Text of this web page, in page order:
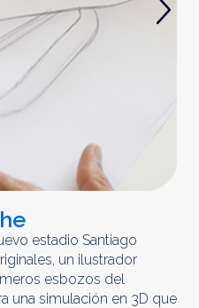
estadio Santiago
un ilustrador
esbozos del
una simulación en 3D que